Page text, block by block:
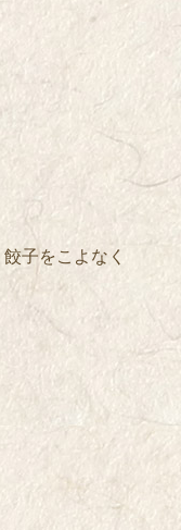
子をこよなく